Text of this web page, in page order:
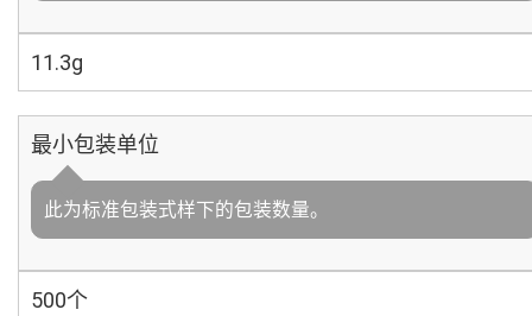
11.3g
最小包装单位
此为标准包装式样下的包装数量。
500个